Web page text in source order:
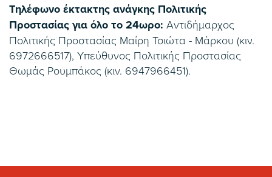
Τηλέφωνο έκτακτης ανάγκης Πολιτικής
Προστασίας για όλο το 24ωρο: Αντιδήμαρχος
Πολιτικής Προστασίας Μαίρη Τσιώτα - Μάρκου (κιν.
6972666517), Υπεύθυνος Πολιτικής Προστασίας
Θωμάς Ρουμπάκος (κιν. 6947966451).